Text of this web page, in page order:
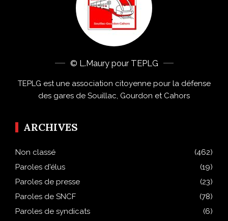
© L.Maury pour TEPLG
TEPLG est une association citoyenne pour la défense
des gares de Souillac, Gourdon et Cahors
ARCHIVES
Non classé
(462)
Paroles d'élus
(19)
Paroles de presse
(23)
Paroles de SNCF
(78)
Paroles de syndicats
(6)